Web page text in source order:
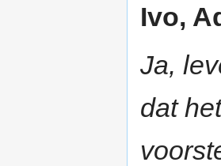
Ivo,
Ja,
dat